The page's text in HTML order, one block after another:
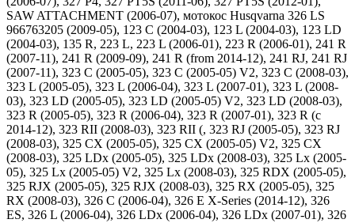
SAW ATTACHMENT (2006-07), мотокос Husqvarna 326 LS
966763205 (2009-05), 123 C (2004-03), 123 L (2004-03), 123 LD
(2004-03), 135 R, 223 L, 223 L (2006-01), 223 R (2006-01), 241 R
(2007-11), 241 R (2009-09), 241 R (from 2014-12), 241 RJ, 241 RJ
(2007-11), 323 C (2005-05), 323 C (2005-05) V2, 323 C (2008-03),
323 L (2005-05), 323 L (2006-04), 323 L (2007-01), 323 L (2008-
03), 323 LD (2005-05), 323 LD (2005-05) V2, 323 LD (2008-03),
323 R (2005-05), 323 R (2006-04), 323 R (2007-01), 323 R (c
2014-12), 323 RII (2008-03), 323 RII (, 323 RJ (2005-05), 323 RJ
(2008-03), 325 CX (2005-05), 325 CX (2005-05) V2, 325 CX
(2008-03), 325 LDx (2005-05), 325 LDx (2008-03), 325 Lx (2005-
05), 325 Lx (2005-05) V2, 325 Lx (2008-03), 325 RDX (2005-05),
325 RJX (2005-05), 325 RJX (2008-03), 325 RX (2005-05), 325
RX (2008-03), 326 C (2006-04), 326 E X-Series (2014-12), 326
ES, 326 L (2006-04), 326 LDx (2006-04), 326 LDx (2007-01), 326